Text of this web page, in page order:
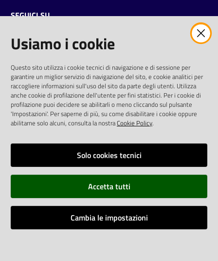
SEGUICI SU
twitterfacebookyoutube
AREA DIPENDENTI
Posta Elettronica Aziendale
Cloud aziendale(manuale di istruzioni)
Portale del Dipendente
Sito intranet
Redazione web
Credits
Usiamo i cookie
Questo sito utilizza i cookie tecnici di navigazione e di sessione per
garantire un miglior servizio di navigazione del sito, e cookie analitici per
raccogliere informazioni sull'uso del sito da parte degli utenti. Utilizza
anche cookie di profilazione dell'utente per fini statistici. Per i cookie di
profilazione puoi decidere se abilitarli o meno cliccando sul pulsante
'Impostazioni'. Per saperne di più, su come disabilitare i cookie oppure
abilitarne solo alcuni, consulta la nostraCookie Policy.
Solo cookies tecnici
Accetta tutti
Cambia le impostazioni